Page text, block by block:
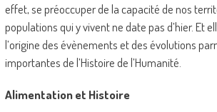
effet, se préoccuper de la capacité de nos
populations qui y vivent ne date pas d’hier. Et
l’origine des évènements et des évolutions
importantes de l’Histoire de l’Humanité.
Alimentation et Histoire